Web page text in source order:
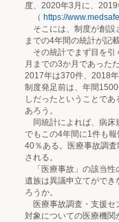
度、2020年3月に、2019
（ https://
そこには、制度が創
までの4年間の統計が記
その統計でまず目を
月までの3か月であった
2017年は370件、2018
制度発足前は、年間
しだったということで
あろう。
同統計によれば、病
でもこの4年間に1件も
40％ある。医療事故調
される。
「医療事故」の該当
遺族は異議申立てがで
ろうか。
医療事故調査・支援
対象についての医療機